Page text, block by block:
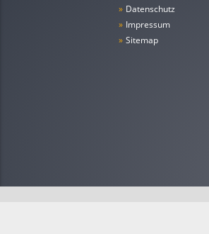
» Datenschutz
» Impressum
» Sitemap